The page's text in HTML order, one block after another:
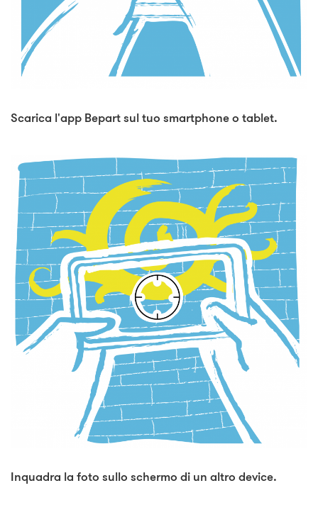
Scarica l'app Bepart sul tuo smartphone o tablet.
Inquadra la foto sullo schermo di un altro device.